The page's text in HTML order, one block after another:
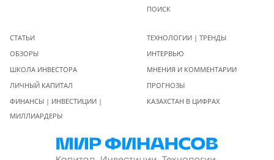
ПОИСК
СТАТЬИ
ОБЗОРЫ
ШКОЛА ИНВЕСТОРА
ЛИЧНЫЙ КАПИТАЛ
ФИНАНСЫ | ИНВЕСТИЦИИ |
МИЛЛИАРДЕРЫ
ТЕХНОЛОГИИ | ТРЕНДЫ
ИНТЕРВЬЮ
МНЕНИЯ И КОММЕНТАРИИ
ПРОГНОЗЫ
КАЗАХСТАН В ЦИФРАХ